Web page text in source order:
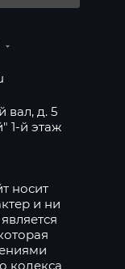
вал, д. 5
1-й этаж
носит
и ни
кодекса